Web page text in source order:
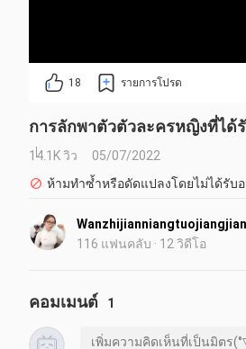
18 รายการโปรด
การลักพาตัวตัวละครหญิงที่ได้
14.1K วิว
05/07/2022
ห้ามทำซ้ำหรือดัดแปลงโดยไม่ได้รับ
116 แฟนคลับ · 12 วิดีโอ
คอมเมนต์ 1